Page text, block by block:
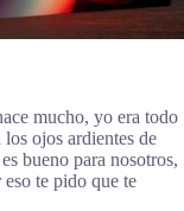
mucho, yo era todo
ojos ardientes de
bueno para nosotros,
te pido que te